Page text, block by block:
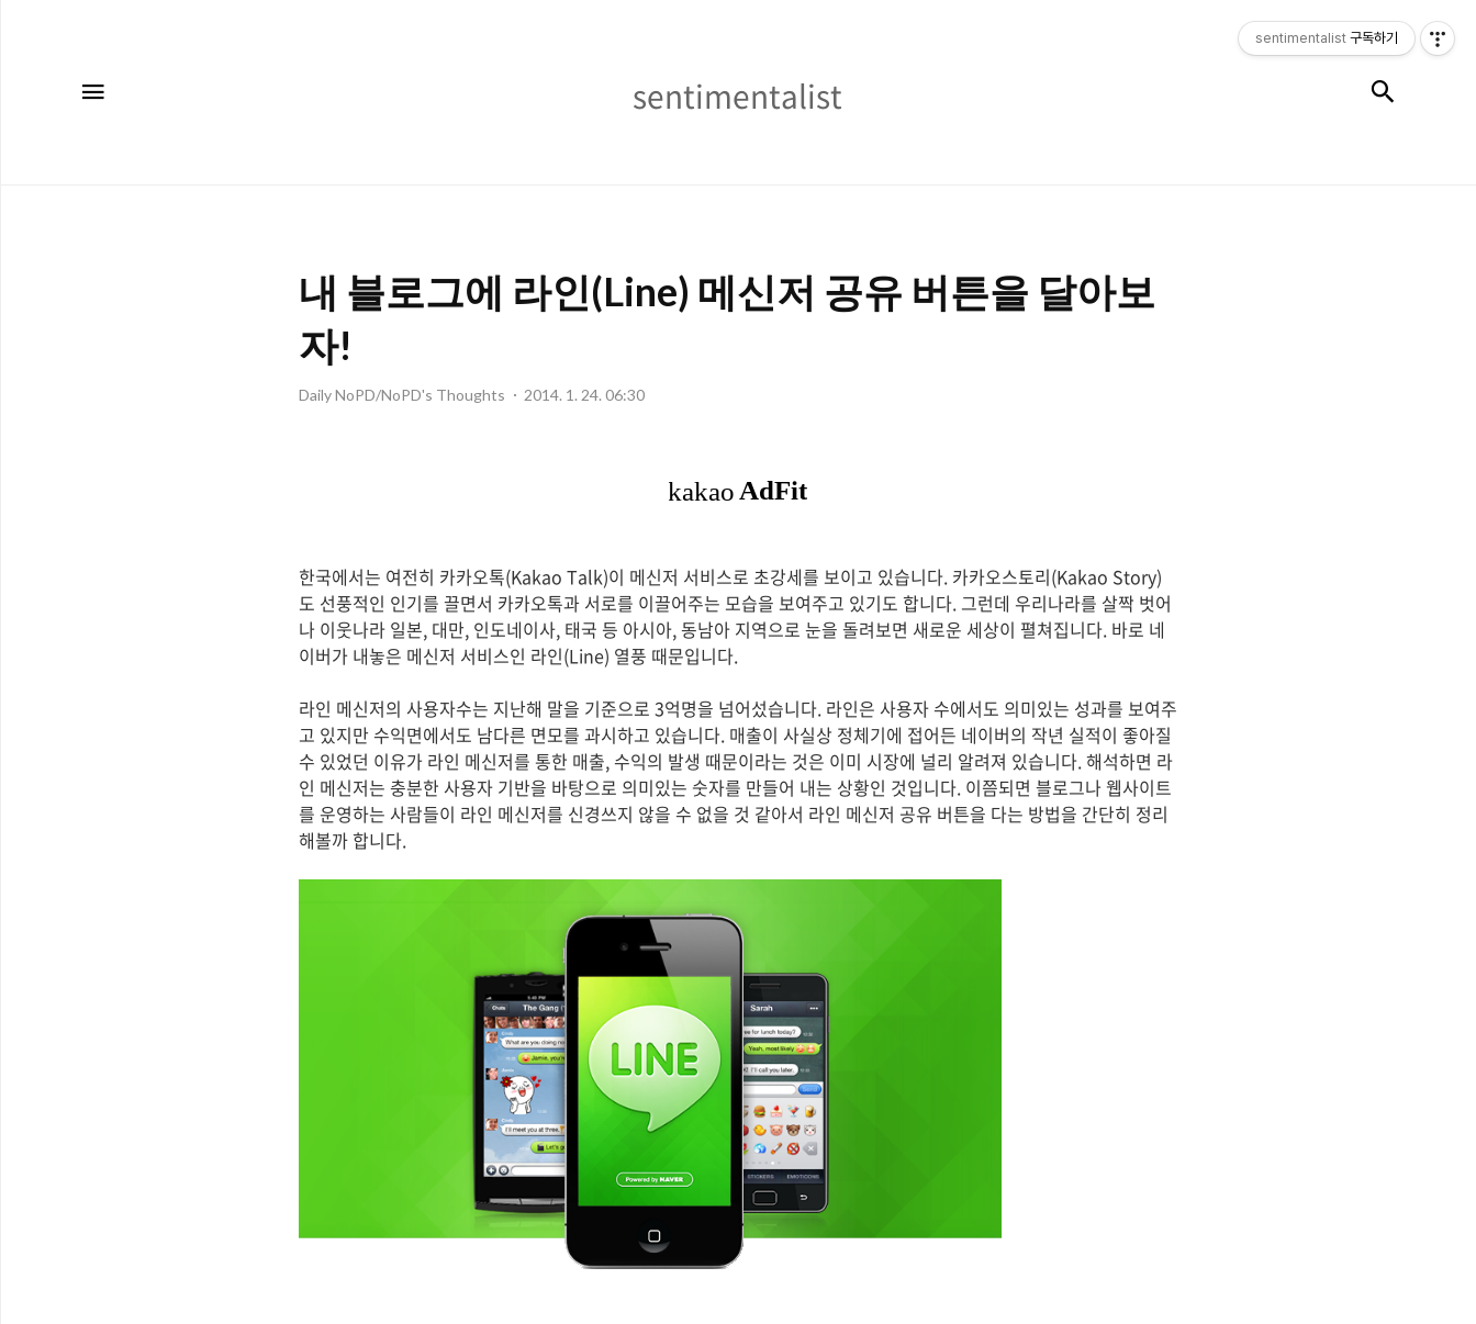
sentimentalist
내 블로그에 라인(Line) 메신저 공유 버튼을 달아보
자!
Daily NoPD/NoPD's Thoughts 2014. 1. 24. 06:30
한국에서는 여전히 카카오톡(Kakao Talk)이 메신저 서비스로 초강세를 보이고 있습니다. 카카오스토리(Kakao Story)
도 선풍적인 인기를 끌면서 카카오톡과 서로를 이끌어주는 모습을 보여주고 있기도 합니다. 그런데 우리나라를 살짝 벗어
나 이웃나라 일본, 대만, 인도네이사, 태국 등 아시아, 동남아 지역으로 눈을 돌려보면 새로운 세상이 펼쳐집니다. 바로 네
이버가 내놓은 메신저 서비스인 라인(Line) 열풍 때문입니다.
라인 메신저의 사용자수는 지난해 말을 기준으로 3억명을 넘어섰습니다. 라인은 사용자 수에서도 의미있는 성과를 보여주
고 있지만 수익면에서도 남다른 면모를 과시하고 있습니다. 매출이 사실상 정체기에 접어든 네이버의 작년 실적이 좋아질
수 있었던 이유가 라인 메신저를 통한 매출, 수익의 발생 때문이라는 것은 이미 시장에 널리 알려져 있습니다. 해석하면 라
인 메신저는 충분한 사용자 기반을 바탕으로 의미있는 숫자를 만들어 내는 상황인 것입니다. 이쯤되면 블로그나 웹사이트
를 운영하는 사람들이 라인 메신저를 신경쓰지 않을 수 없을 것 같아서 라인 메신저 공유 버튼을 다는 방법을 간단히 정리
해볼까 합니다.
sentimentalist 구독하기